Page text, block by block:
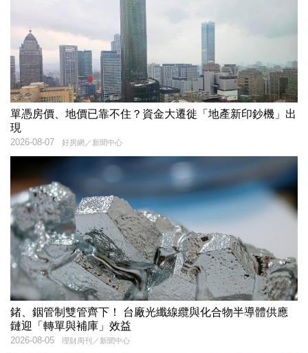
單憑房價、地價已靠不住？資金大遷徙「地產新印鈔機」出
現
好房網／新聞中心
2026-08-07
鍺、銦管制雙管齊下！ 台廠光纖線纜與化合物半導體供應
鏈迎「轉單與補庫」效益
理財周刊／新聞中心
2026-08-05